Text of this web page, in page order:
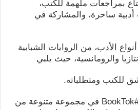
بمراجعات ملهمة للكتب،
ساحرة، والمشاركة في
الأدب، من الروايات الشبابية
والرومانسية، حيث يلبي
كما ينغمس مستخدمو #BookTok في مجموعة متنوعة من